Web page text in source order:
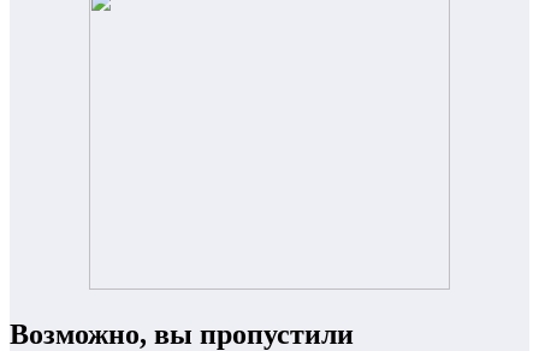
Возможно, вы пропустили